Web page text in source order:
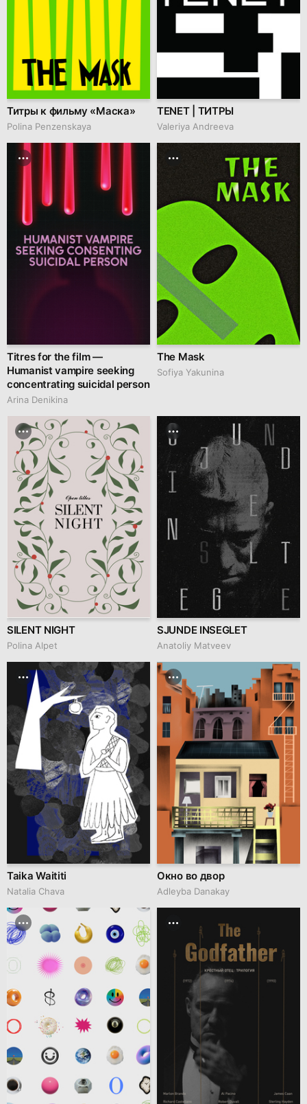
Титры к фильму «Маска»
Polina Penzenskaya
TENET | ТИТРЫ
Valeriya Andreeva
Titres for the film —
Humanist vampire seeking
concentrating suicidal person
Arina Denikina
The Mask
Sofiya Yakunina
SILENT NIGHT
Polina Alpet
SJUNDE INSEGLET
Anatoliy Matveev
Taika Waititi
Natalia Chava
Окно во двор
Adleyba Danakay